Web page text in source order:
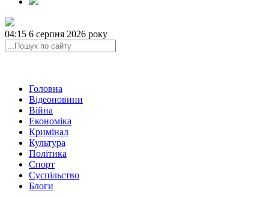
04:15 6 серпня 2026 року
Головна
Відеоновини
Війна
Економіка
Кримінал
Культура
Політика
Спорт
Суспільство
Блоги